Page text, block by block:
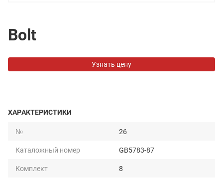
Bolt
Узнать цену
ХАРАКТЕРИСТИКИ
№
26
Каталожный номер
GB5783-87
Комплект
8